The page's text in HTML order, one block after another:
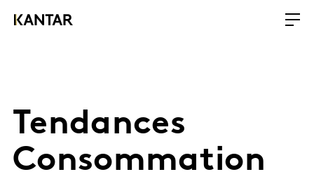
Tendances
Consommation